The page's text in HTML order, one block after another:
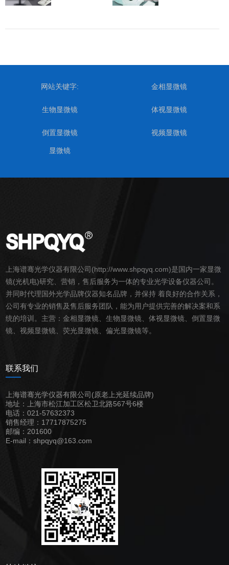
网站关键字: 金相显微镜
生物显微镜 体视显微镜
倒置显微镜 视频显微镜
显微镜
上海谱骞光学仪器有限公司(http://www.shpqyq.com)是国内一家显微
镜(光机电)研究、营销，售后服务为一体的专业光学设备仪器公司。
并同时代理国外光学品牌仪器知名品牌，并保持 着良好的合作关系，
公司有专业的销售及售后服务团队，能为用户提供完善的解决案和系
统的培训。主营： 金相显微镜、 生物显微镜、 体视显微镜、 倒置显微
镜、 视频显微镜、荧光显微镜、偏光显微镜等。
联系我们
上海谱骞光学仪器有限公司(原老上光延续品牌)
地址：上海市松江加工区松卫北路567号6楼
电话：021-57632373
销售经理：17717875275
邮编：201600
E-mail：shpqyq@163.com